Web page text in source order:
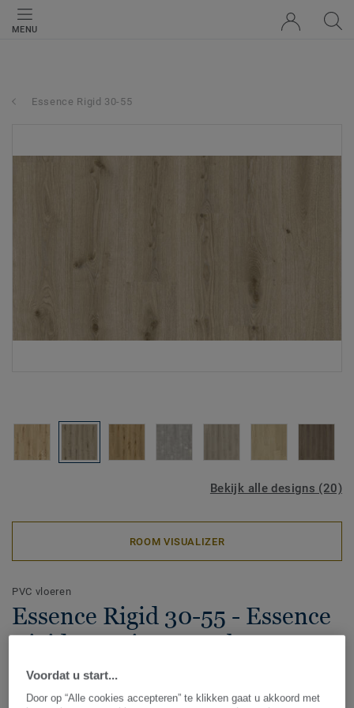
MENU
Essence Rigid 30-55
Bekijk alle designs (20)
ROOM VISUALIZER
PVC vloeren
Essence Rigid 30-55 - Essence
Rigid 55-Primary Oak-Lt Grey
120
Voordat u start...
Door op “Alle cookies accepteren” te klikken gaat u akkoord met